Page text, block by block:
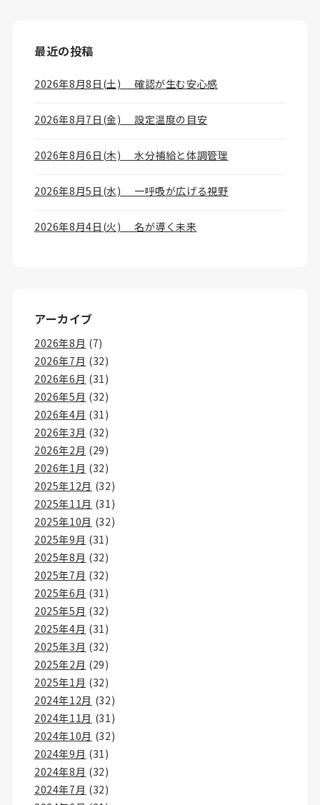
最近の投稿
2026年8月8日(土) 確認が生む安心感
2026年8月7日(金) 設定温度の目安
2026年8月6日(木) 水分補給と体調管理
2026年8月5日(水) 一呼吸が広げる視野
2026年8月4日(火) 名が導く未来
アーカイブ
2026年8月 (7)
2026年7月 (32)
2026年6月 (31)
2026年5月 (32)
2026年4月 (31)
2026年3月 (32)
2026年2月 (29)
2026年1月 (32)
2025年12月 (32)
2025年11月 (31)
2025年10月 (32)
2025年9月 (31)
2025年8月 (32)
2025年7月 (32)
2025年6月 (31)
2025年5月 (32)
2025年4月 (31)
2025年3月 (32)
2025年2月 (29)
2025年1月 (32)
2024年12月 (32)
2024年11月 (31)
2024年10月 (32)
2024年9月 (31)
2024年8月 (32)
2024年7月 (32)